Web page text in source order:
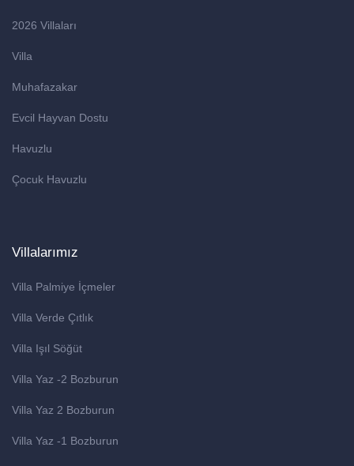
2026 Villaları
Villa
Muhafazakar
Evcil Hayvan Dostu
Havuzlu
Çocuk Havuzlu
Villalarımız
Villa Palmiye İçmeler
Villa Verde Çıtlık
Villa Işıl Söğüt
Villa Yaz -2 Bozburun
Villa Yaz 2 Bozburun
Villa Yaz -1 Bozburun